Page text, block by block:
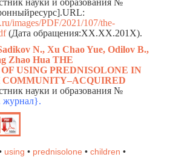
науки и образования №
images/PDF/2021/107/the-
(Дата обращения:ХХ.ХХ.201Х).
N., Xu Chao Yue, Odilov B.,
Zhao Нua THE
USING PREDNISOLONE IN
науки и образования №
журнал}.
using • prednisolone • children •